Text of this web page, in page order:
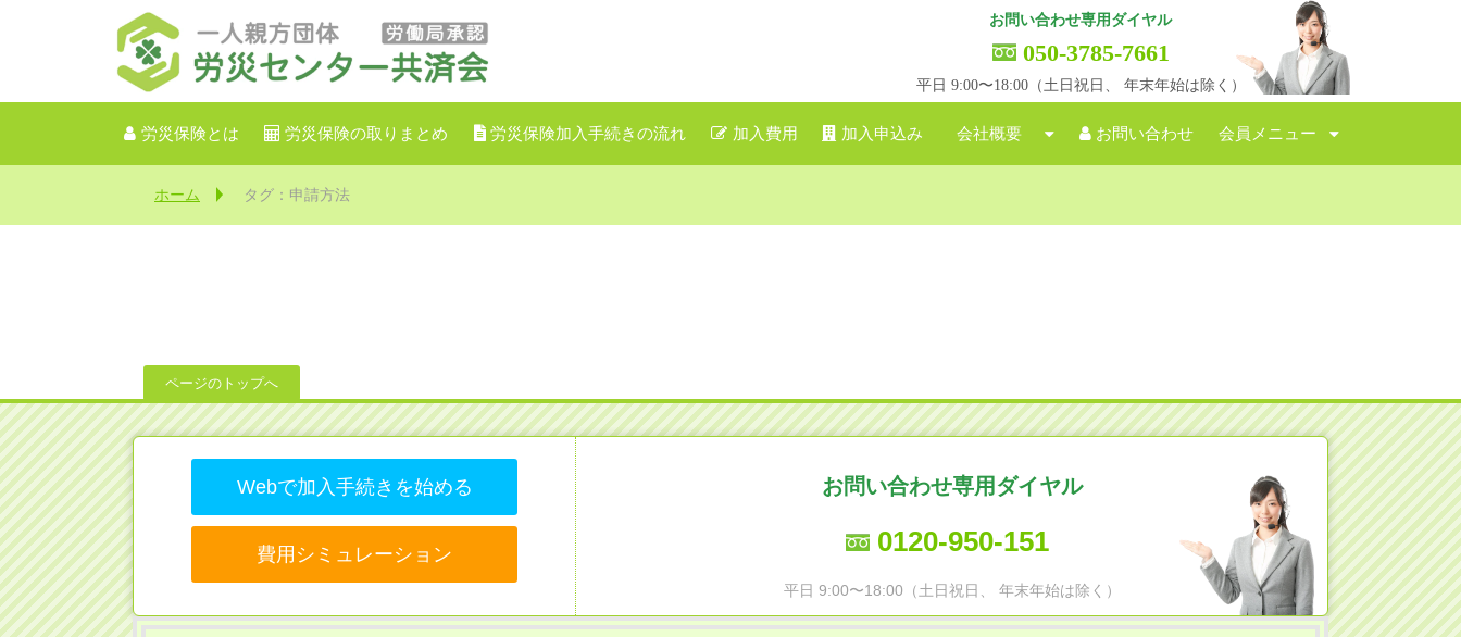
お問い合わせ専用ダイヤル
050-3785-7661
平日 9:00〜18:00（土日祝日、 年末年始は除く）
労災保険とは 労災保険の取りまとめ 労災保険加入手続きの流れ 加入費用 加入申込み 会社概要 お問い合わせ 会員メニュー
ホーム タグ：申請方法
ページのトップへ
Webで加入手続きを始める
費用シミュレーション
お問い合わせ専用ダイヤル
0120-950-151
平日 9:00〜18:00（土日祝日、 年末年始は除く）